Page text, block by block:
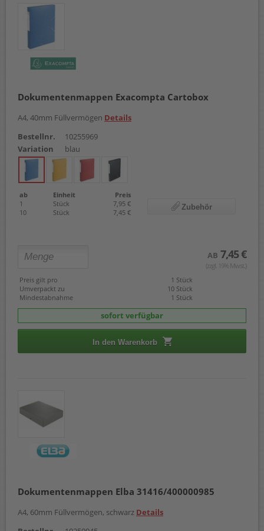
Dokumentenmappen Exacompta Cartobox
A4, 40mm Füllvermögen Details
Bestellnr.
10255969
Variation
blau
ab Einheit
Preis
1
Stück
7,95 €
10
Stück 7,45 €
Zubehör
AB 7,45 €
(zzgl. 19% Mwst.)
Preis gilt pro
1 Stück
Umverpackt zu
10 Stück
Mindestabnahme
1 Stück
sofort verfügbar
In den Warenkorb
Dokumentenmappen Elba 31416/400000985
A4, 60mm Füllvermögen, schwarz Details